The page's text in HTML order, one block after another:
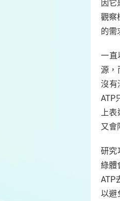
因它
觀察
的需
一直
源，
沒有
ATP
上表
又會
研究
綠體
ATP
以避